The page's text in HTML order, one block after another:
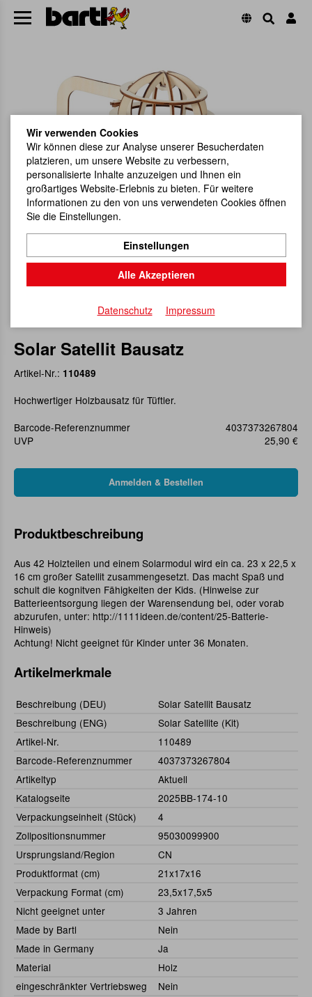
Solar Satellit Bausatz
Artikel-Nr.: 110489
Hochwertiger Holzbausatz für Tüftler.
Barcode-Referenznummer
4037373267804
UVP
25,90 €
Produktbeschreibung
Aus 42 Holzteilen und einem Solarmodul wird ein ca. 23 x 22,5 x
16 cm großer Satellit zusammengesetzt. Das macht Spaß und
schult die kognitven Fähigkeiten der Kids. (Hinweise zur
Batterieentsorgung liegen der Warensendung bei, oder vorab
abzurufen, unter: http://1111ideen.de/content/25-Batterie-
Hinweis)
Achtung! Nicht geeignet für Kinder unter 36 Monaten.
Artikelmerkmale
Beschreibung (DEU)
Solar Satellit Bausatz
Beschreibung (ENG)
Solar Satellite (Kit)
Artikel-Nr.
110489
Barcode-Referenznummer
4037373267804
Artikeltyp
Aktuell
Katalogseite
2025BB-174-10
Verpackungseinheit (Stück)
4
Zollpositionsnummer
95030099900
Ursprungsland/Region
CN
Produktformat (cm)
21x17x16
Verpackung Format (cm)
23,5x17,5x5
Nicht geeignet unter
3 Jahren
Made by Bartl
Nein
Made in Germany
Ja
Material
Holz
eingeschränkter Vertriebsweg
Nein
Wir verwenden Cookies
Wir können diese zur Analyse unserer Besucherdaten
platzieren, um unsere Website zu verbessern,
personalisierte Inhalte anzuzeigen und Ihnen ein
großartiges Website-Erlebnis zu bieten. Für weitere
Informationen zu den von uns verwendeten Cookies öffnen
Sie die Einstellungen.
Einstellungen
Alle Akzeptieren
Datenschutz Impressum